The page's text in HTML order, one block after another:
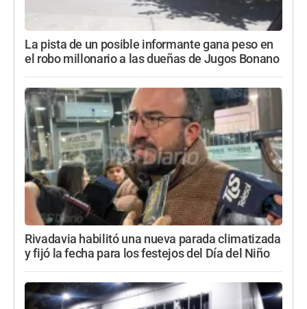
La pista de un posible informante gana peso en
el robo millonario a las dueñas de Jugos Bonano
Rivadavia habilitó una nueva parada climatizada
y fijó la fecha para los festejos del Día del Niño